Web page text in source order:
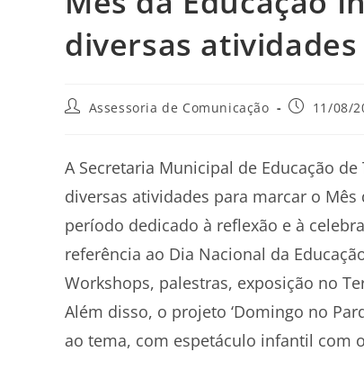
diversas
Assessoria de Comunicação 11/08/
A Secretaria Municipal de Educação
diversas atividades para marcar o
período dedicado à reflexão e à
referência ao Dia Nacional da
Workshops, palestras, exposição no
Além disso, o projeto ‘Domingo no
ao tema, com espetáculo infantil com